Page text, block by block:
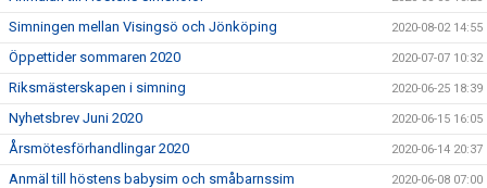
Simningen mellan Visingsö och Jönköping 2020-08-02 14:55
Öppettider sommaren 2020 2020-07-07 10:32
Riksmästerskapen i simning 2020-06-25 18:39
Nyhetsbrev Juni 2020 2020-06-15 16:05
Årsmötesförhandlingar 2020 2020-06-14 20:37
Anmäl till höstens babysim och småbarnssim 2020-06-08 07:00